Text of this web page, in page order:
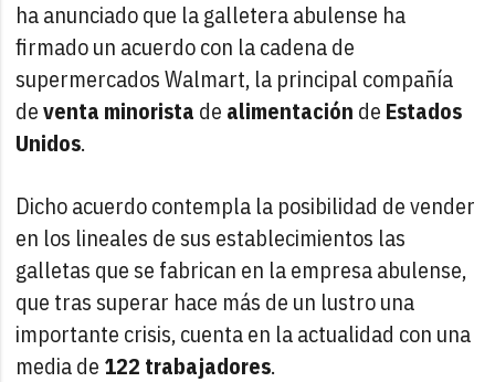
ha anunciado que la galletera abulense ha
firmado un acuerdo con la cadena de
supermercados Walmart, la principal compañía
deventa minorista de alimentación de Estados
Unidos.
Dicho acuerdo contempla la posibilidad de vender
en los lineales de sus establecimientos las
galletas que se fabrican en la empresa abulense,
que tras superar hace más de un lustro una
importante crisis, cuenta en la actualidad con una
media de 122 trabajadores.